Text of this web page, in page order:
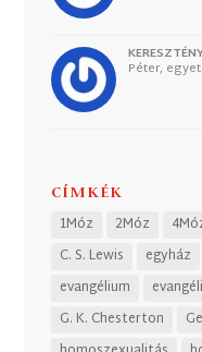
Péter,
CÍMKÉK
1Móz 2Móz
C. S. Lewis
egyház
evangélium
G. K. Chesterton